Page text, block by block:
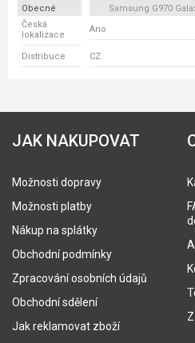
Obecné Samsung G970
Česká
lokalizace
Ano
Distribuce CZ
JAK NAKUPOVAT
Možnosti dopravy
Možnosti platby
Nákup na splátky
Obchodní podmínky
Zpracování osobních údajů
Obchodní sdělení
Jak reklamovat zboží